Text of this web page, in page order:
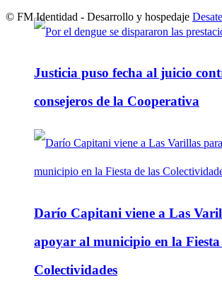
Justicia puso fecha al juicio
consejeros de la Cooperativa
Darío Capitani viene a Las
apoyar al municipio en la Fiesta
Colectividades
© FM Identidad - Desarrollo y hospedaje